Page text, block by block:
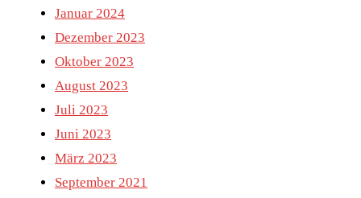
Januar 2024
Dezember 2023
Oktober 2023
August 2023
Juli 2023
Juni 2023
März 2023
September 2021